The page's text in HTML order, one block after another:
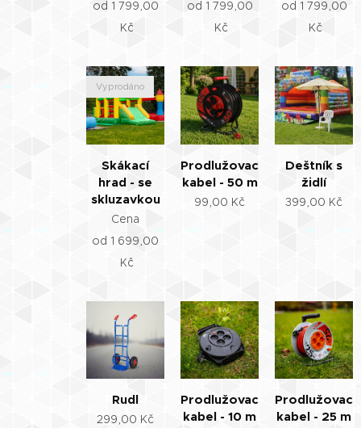
od 1 799,00
Kč
od 1 799,00
Kč
od 1 799,00
Kč
Skákací
hrad - se
skluzavkou
Vyprodáno
Cena
od 1 699,00
Kč
Prodlužovací
kabel - 50 m
99,00 Kč
Deštník s
židlí
399,00 Kč
Rudl
299,00 Kč
Prodlužovací
kabel - 10 m
Prodlužovací
kabel - 25 m